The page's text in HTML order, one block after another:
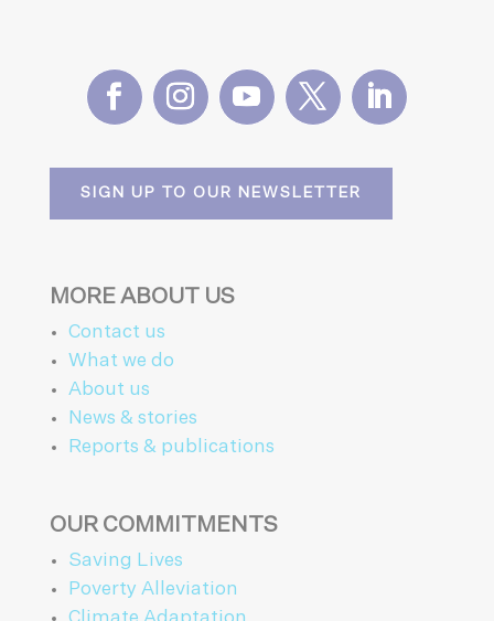
SIGN UP TO OUR NEWSLETTER
MORE ABOUT US
Contact us
What we do
About us
News & stories
Reports & publications
OUR COMMITMENTS
Saving Lives
Poverty Alleviation